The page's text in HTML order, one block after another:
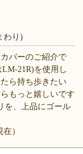
わり)
バーのご紹介で
21R)を使用し
ら持ち歩きたい
もっと嬉しいです
を、上品にゴール
）